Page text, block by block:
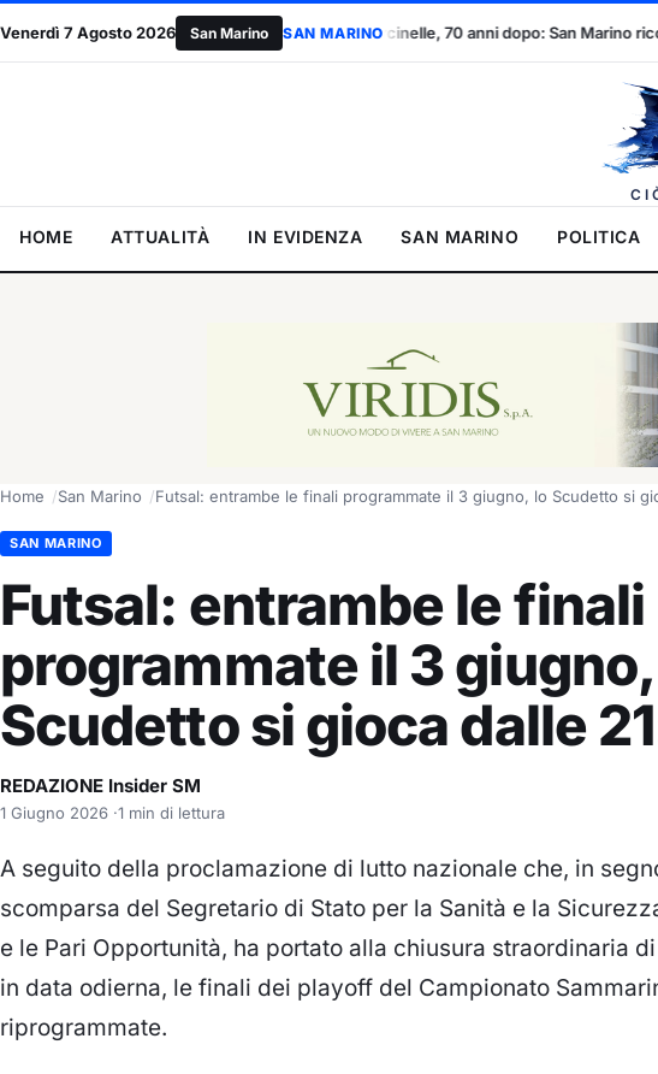
Venerdì 7 Agosto 2026 San Marino SAN MARINO
sindacati Marcinelle, 70 anni dopo: San Marino ricorda le vittime e rilancia
HOME ATTUALITÀ IN EVIDENZA SAN MARINO POLITICA
Home San Marino Futsal: entrambe le finali programmate il 3 giugno, lo Scudetto si
SAN MARINO
Futsal: entrambe le finali
programmate il 3
Scudetto si gioca dalle
REDAZIONE Insider SM
1 Giugno 2026 ·1 min di lettura
A seguito della proclamazione di lutto nazionale che, in
scomparsa del Segretario di Stato per la Sanità e la
e le Pari Opportunità, ha portato alla chiusura straordinaria
in data odierna, le finali dei playoff del Campionato
riprogrammate.